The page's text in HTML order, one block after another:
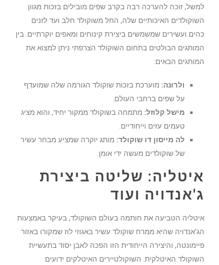
למשל, זוכה להערכה רבה בקרב שפים מובילים בזכות מגוון
השוקולדים האיכותיים שלה, החל משוקולד חלב ועד לזנים
כהים ועשירים שמשמשים ביצירת קינוחים ומאפים יוקרתיים. בין
המותגים הבולטים בתחום השוקולד הצרפתי ניתן למצוא את
המותגים הבאים:
ולרונה:מוערכת בזכות שוקולד הגורמה שלה שמועדף
על שפים ברחבי העולם.
מישל קלוזל:מתמחה בשוקולד ממקור יחיד, והוא מציג
טעמים עזים וייחודיים.
לה מייסון דו שוקולד:מותג יוקרה שמציע מבחר עשיר
של שוקולדים מעשה ידי אומן.
איטליה: שליטה ביצירת
ג'אנדויה ועוד
איטליה הטביעה את חותמה בעולם השוקולד, בעיקר באמצעות
הג'אנדויה שהיא ממרח שוקולד עשיר באגוזי לוז שמקורו באזור
פיימונטה, והיצירה הייחודית הזו הפכה לאבן יסוד בתעשיית
השוקולד האיטלקית. השוקולטיירים האיטלקים ידועים